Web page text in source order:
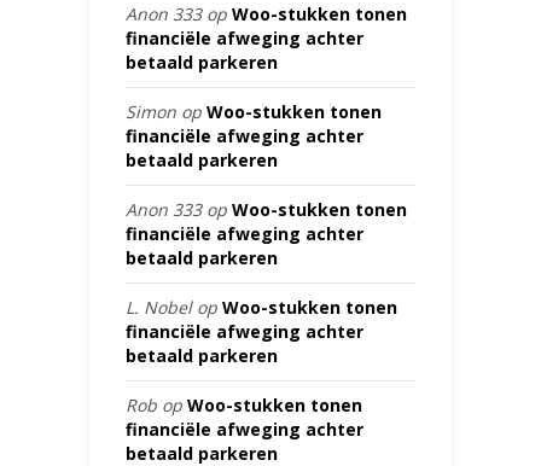
Anon 333op Woo-stukken tonen
financiële afweging achter
betaald parkeren
Simon op Woo-stukken tonen
financiële afweging achter
betaald parkeren
Anon 333op Woo-stukken tonen
financiële afweging achter
betaald parkeren
L. Nobelop Woo-stukken tonen
financiële afweging achter
betaald parkeren
Rob op Woo-stukken tonen
financiële afweging achter
betaald parkeren